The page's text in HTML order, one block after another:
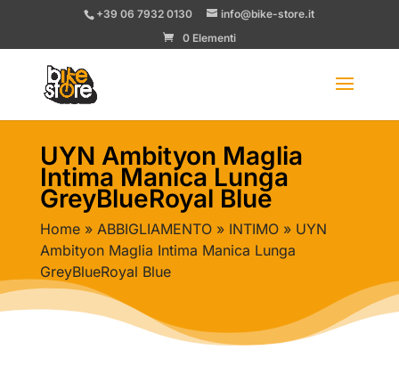
+39 06 7932 0130
info@bike-store.it
0 Elementi
UYN Ambityon Maglia
Intima Manica Lunga
GreyBlueRoyal Blue
Home» ABBIGLIAMENTO» INTIMO» UYN
Ambityon Maglia Intima Manica Lunga
GreyBlueRoyal Blue